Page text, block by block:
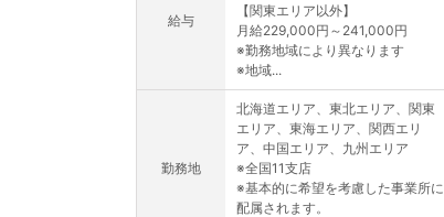
給与
【関東エリア以外】
月給229,000円～241,000円
※勤務地域により異なります
※地域...
勤務地
北海道エリア、東北エリア、関東
エリア、東海エリア、関西エリ
ア、中国エリア、九州エリア
※全国11支店
※基本的に希望を考慮した事業所に
配属されます。